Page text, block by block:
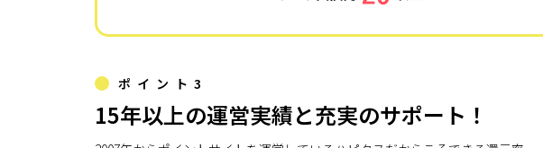
ポイント3
15年以上の運営実績と充実のサポート！